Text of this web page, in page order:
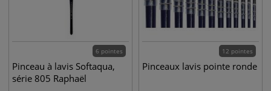
6 pointes
Pinceau à lavis Softaqua,
série 805 Raphaël
12 pointes
Pinceaux lavis pointe ronde